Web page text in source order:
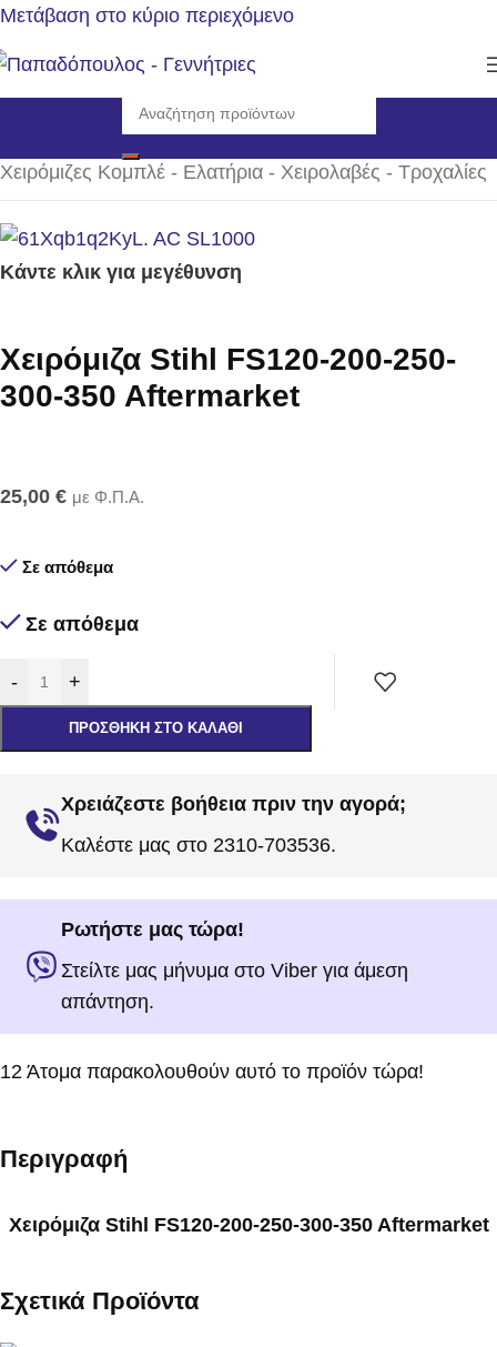
Μετάβαση στο κύριο περιεχόμενο
Αρχική σελίδα/Αναλώσιμα - Ανταλλακτικά/
Χειρόμιζες Κομπλέ - Ελατήρια - Χειρολαβές - Τροχαλίες
Κάντε κλικ για μεγέθυνση
Χειρόμιζα Stihl FS120-200-250-
300-350 Aftermarket
25,00 € με Φ.Π.Α.
Σε απόθεμα
Σε απόθεμα
- +
ΠΡΟΣΘΉΚΗ ΣΤΟ ΚΑΛΆΘΙ
Χρειάζεστε βοήθεια πριν την αγορά;
Καλέστε μας στο 2310-703536.
Ρωτήστε μας τώρα!
Στείλτε μας μήνυμα στο Viber για άμεση
απάντηση.
12 Άτομα παρακολουθούν αυτό το προϊόν τώρα!
Περιγραφή
Χειρόμιζα Stihl FS120-200-250-300-350 Aftermarket
Σχετικά Προϊόντα